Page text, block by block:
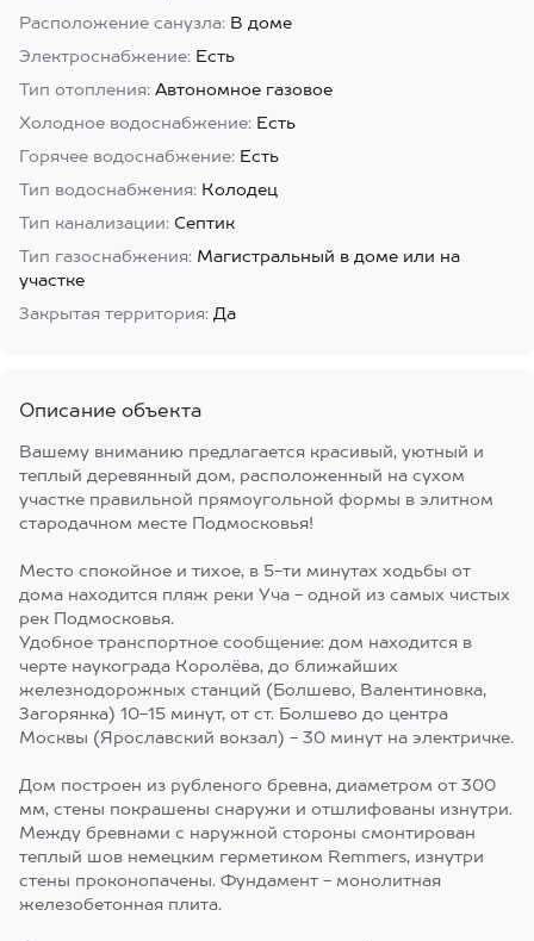
Расположение санузла: В доме
Электроснабжение: Есть
Тип отопления: Автономное газовое
Холодное водоснабжение: Есть
Горячее водоснабжение: Есть
Тип водоснабжения: Колодец
Тип канализации: Септик
Тип газоснабжения: Магистральный в доме или на
участке
Закрытая территория: Да
Описание объекта
Вашему вниманию предлагается красивый, уютный и
теплый деревянный дом, расположенный на сухом
участке правильной прямоугольной формы в элитном
стародачном месте Подмосковья!
Место спокойное и тихое, в 5-ти минутах ходьбы от
дома находится пляж реки Уча - одной из самых чистых
рек Подмосковья.
Удобное транспортное сообщение: дом находится в
черте наукограда Королёва, до ближайших
железнодорожных станций (Болшево, Валентиновка,
Загорянка) 10-15 минут, от ст. Болшево до центра
Москвы (Ярославский вокзал) - 30 минут на электричке.
Дом построен из рубленого бревна, диаметром от 300
мм, стены покрашены снаружи и отшлифованы изнутри.
Между бревнами с наружной стороны смонтирован
теплый шов немецким герметиком Remmers, изнутри
стены проконопачены. Фундамент - монолитная
железобетонная плита.